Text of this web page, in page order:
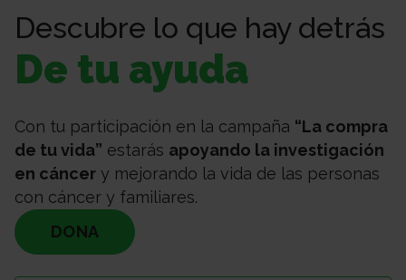
Descubre lo que hay detrás
De tu ayuda
Con tu participación en la campaña “La compra
de tu vida” estarás apoyando la investigación
en cáncer y mejorando la vida de las personas
con cáncer y familiares.
DONA